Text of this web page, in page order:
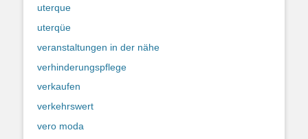
uterque
uterqüe
veranstaltungen in der nähe
verhinderungspflege
verkaufen
verkehrswert
vero moda